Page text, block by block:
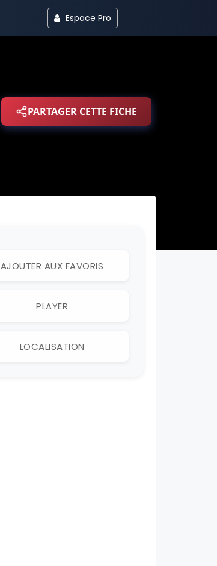
Espace Pro
PARTAGER CETTE FICHE
AJOUTER AUX FAVORIS
PLAYER
LOCALISATION